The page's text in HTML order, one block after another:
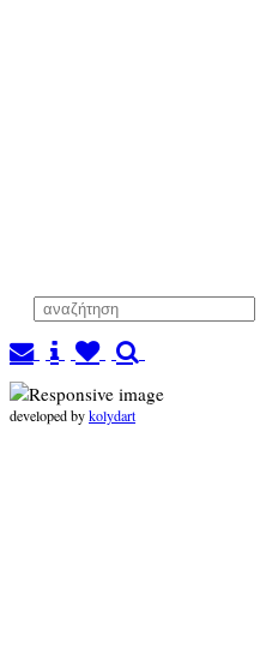
developed bykolydart